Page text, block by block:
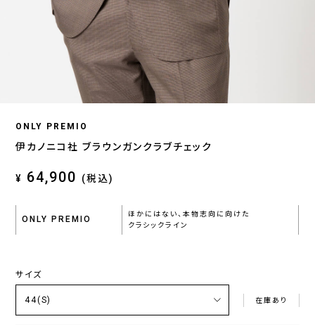
ONLY PREMIO
伊カノニコ社 ブラウンガンクラブチェック
¥ 64,900 (税込)
ONLY PREMIO
ほかにはない、本物志向に向けた
クラシックライン
サイズ
在庫あり